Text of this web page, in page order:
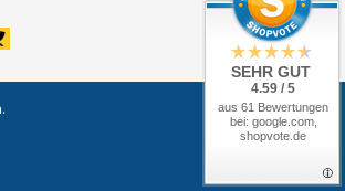
SEHR GUT
4.59 / 5
aus 61 Bewertungen
bei: google.com,
shopvote.de